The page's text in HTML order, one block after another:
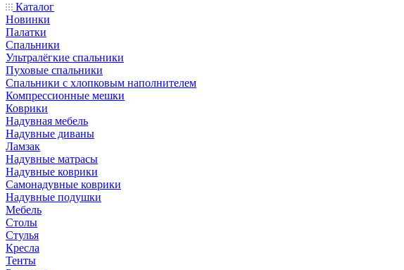
Каталог
Новинки
Палатки
Спальники
Ультралёгкие спальники
Пуховые спальники
Спальники с хлопковым наполнителем
Компрессионные мешки
Коврики
Надувная мебель
Надувные диваны
Ламзак
Надувные матрасы
Надувные коврики
Самонадувные коврики
Надувные подушки
Мебель
Столы
Стулья
Кресла
Тенты